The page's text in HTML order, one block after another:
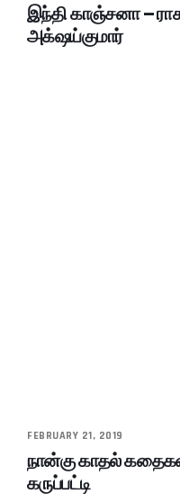
இந்தி காஞ்சனா –
அக்‌ஷய்குமார்
FEBRUARY 21, 2019
நான்கு காதல்
கருப்பட்டி